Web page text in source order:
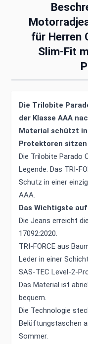
für Herren
Slim-Fit
Die Trilobite
der Klasse AAA
Material schützt in
Protektoren sitzen
Die Trilobite Parado
Legende. Das TRI-
Schutz in einer
AAA.
Das Wichtigste
Die Jeans erreicht
17092:2020.
TRI-FORCE aus
Leder in einer
SAS-TEC Level-2-
Das Material ist
bequem.
Die Technologie
Belüftungstaschen
Sommer.